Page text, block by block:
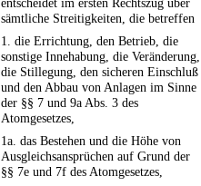
entscheidet im ersten Rechtszug über
sämtliche Streitigkeiten, die betreffen
1. die Errichtung, den Betrieb, die
sonstige Innehabung, die Veränderung,
die Stillegung, den sicheren Einschluß
und den Abbau von Anlagen im Sinne
der §§ 7 und 9a Abs. 3 des
Atomgesetzes,
1a. das Bestehen und die Höhe von
Ausgleichsansprüchen auf Grund der
§§ 7e und 7f des Atomgesetzes,